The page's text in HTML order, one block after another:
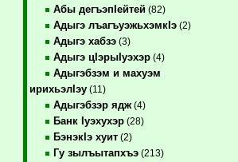
Абы дегъэпIейтей(82)
Адыгэ лъагъуэжьхэмкIэ(2)
Адыгэ хабзэ(3)
Адыгэ цIэрыIуэхэр(4)
Адыгэбзэм и махуэм
ирихьэлIэу(11)
Адыгэбзэр ядж(4)
Банк Iуэхухэр(28)
БэнэкIэ хуит(2)
Гу зылъытапхъэ(213)